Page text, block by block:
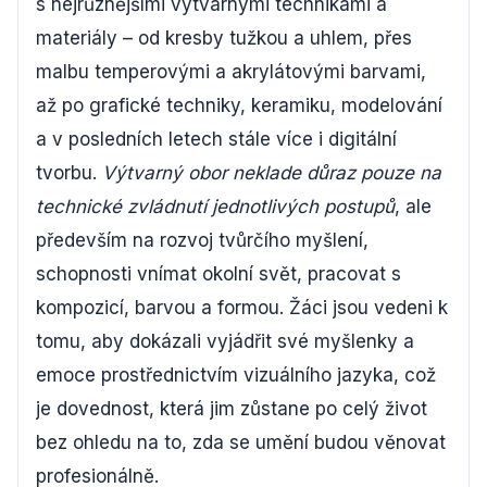
s nejrůznějšími výtvarnými technikami a
materiály – od kresby tužkou a uhlem, přes
malbu temperovými a akrylátovými barvami,
až po grafické techniky, keramiku, modelování
a v posledních letech stále více i digitální
tvorbu. Výtvarný obor neklade důraz pouze na
technické zvládnutí jednotlivých postupů, ale
především na rozvoj tvůrčího myšlení,
schopnosti vnímat okolní svět, pracovat s
kompozicí, barvou a formou. Žáci jsou vedeni k
tomu, aby dokázali vyjádřit své myšlenky a
emoce prostřednictvím vizuálního jazyka, což
je dovednost, která jim zůstane po celý život
bez ohledu na to, zda se umění budou věnovat
profesionálně.